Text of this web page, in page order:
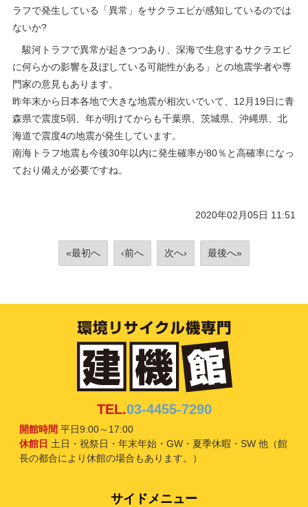
ラフで発生している「異常」をサクラエビが感知しているのでは
ないか?
駿河トラフで異常が起きつつあり、深海で生息するサクラエビ
に何らかの影響を及ぼしている可能性がある」との地震学者や専
門家の意見もあります。
昨年末から日本各地で大きな地震が相次いでいて、12月19日に青
森県で震度5弱、年が明けてからも千葉県、茨城県、沖縄県、北
海道で震度4の地震が発生しています。
南海トラフ地震も今後30年以内に発生確率が80％と高確率になっ
ており備えが必要ですね。
2020年02月05日 11:51
«最初へ ‹前へ 次へ› 最後へ»
TEL.03-4455-7290
開館時間 平日9:00～17:00
休館日 土日・祝祭日・年末年始・GW・夏季休暇・SW 他（館
長の都合により休館の場合もあります。）
サイドメニュー